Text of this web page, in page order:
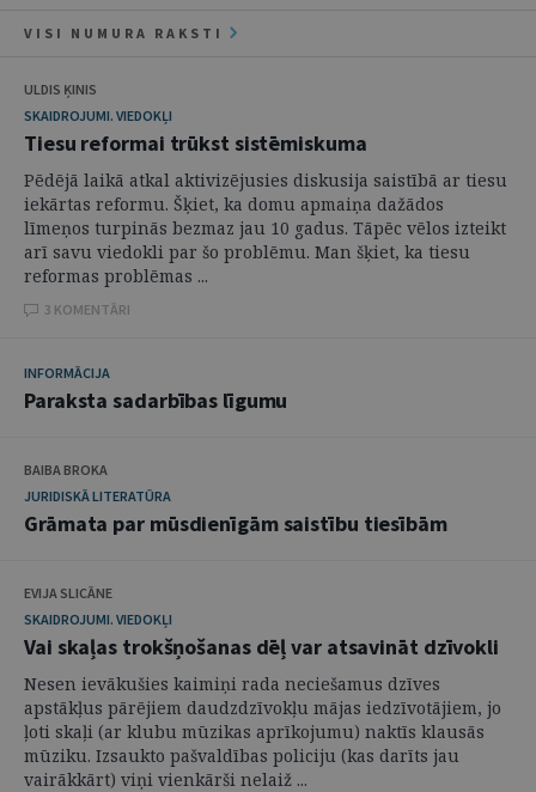
VISI NUMURA RAKSTI
ULDIS ĶINIS
SKAIDROJUMI. VIEDOKĻI
Tiesu reformai trūkst sistēmiskuma
Pēdējā laikā atkal aktivizējusies diskusija saistībā ar tiesu
iekārtas reformu. Šķiet, ka domu apmaiņa dažādos
līmeņos turpinās bezmaz jau 10 gadus. Tāpēc vēlos izteikt
arī savu viedokli par šo problēmu. Man šķiet, ka tiesu
reformas problēmas ...
3 KOMENTĀRI
INFORMĀCIJA
Paraksta sadarbības līgumu
BAIBA BROKA
JURIDISKĀ LITERATŪRA
Grāmata par mūsdienīgām saistību tiesībām
EVIJA SLICĀNE
SKAIDROJUMI. VIEDOKĻI
Vai skaļas trokšņošanas dēļ var atsavināt dzīvokli
Nesen ievākušies kaimiņi rada neciešamus dzīves
apstākļus pārējiem daudzdzīvokļu mājas iedzīvotājiem, jo
ļoti skaļi (ar klubu mūzikas aprīkojumu) naktīs klausās
mūziku. Izsaukto pašvaldības policiju (kas darīts jau
vairākkārt) viņi vienkārši nelaiž ...